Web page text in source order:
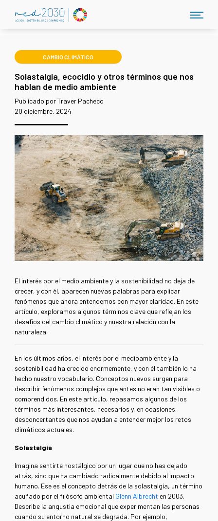
CAMBIO CLIMÁTICO
Solastalgia, ecocidio y otros términos que nos
hablan de medio ambiente
Publicado por Traver Pacheco
20 diciembre, 2024
El interés por el medio ambiente y la sostenibilidad no deja de
crecer, y con él, aparecen nuevas palabras para explicar
fenómenos que ahora entendemos con mayor claridad. En este
artículo, exploramos algunos términos clave que reflejan los
desafíos del cambio climático y nuestra relación con la
naturaleza.
En los últimos años, el interés por el medioambiente y la
sostenibilidad ha crecido enormemente, y con él también lo ha
hecho nuestro vocabulario. Conceptos nuevos surgen para
describir fenómenos complejos que antes no eran tan visibles o
comprendidos. En este artículo, repasamos algunos de los
términos más interesantes, necesarios y, en ocasiones,
desconcertantes que nos ayudan a entender mejor los retos
climáticos actuales.
Solastalgia
Imagina sentirte nostálgico por un lugar que no has dejado
atrás, sino que ha cambiado radicalmente debido al impacto
humano. Ese es el concepto detrás de la solastalgia, un término
acuñado por el filósofo ambiental Glenn Albrecht en 2003.
Describe la angustia emocional que experimentan las personas
cuando su entorno natural se degrada. Por ejemplo,